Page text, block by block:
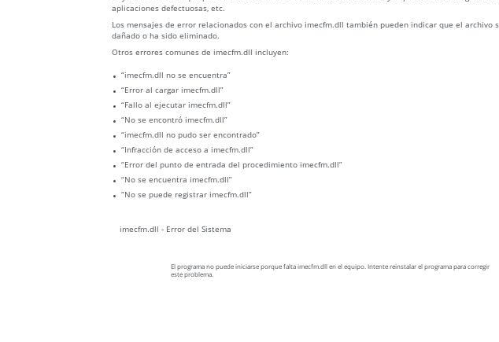
aplicaciones defectuosas, etc.
Los mensajes de error relacionados con el archivo imecfm.dll también pueden indicar que el archivo
dañado o ha sido eliminado.
Otros errores comunes de imecfm.dll incluyen:
“imecfm.dll no se encuentra”
“Error al cargar imecfm.dll”
“Fallo al ejecutar imecfm.dll”
“No se encontró imecfm.dll”
“imecfm.dll no pudo ser encontrado”
“Infracción de acceso a imecfm.dll”
“Error del punto de entrada del procedimiento imecfm.dll”
“No se encuentra imecfm.dll”
“No se puede registrar imecfm.dll”
imecfm.dll - Error del Sistema
El programa no puede iniciarse porque falta imecfm.dll en el equipo. Intente reinstalar el programa para corregir
este problema.